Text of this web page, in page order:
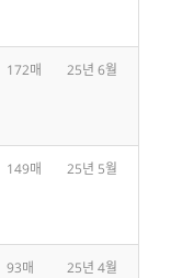
172매 25년 6월
149매 25년 5월
93매 25년 4월